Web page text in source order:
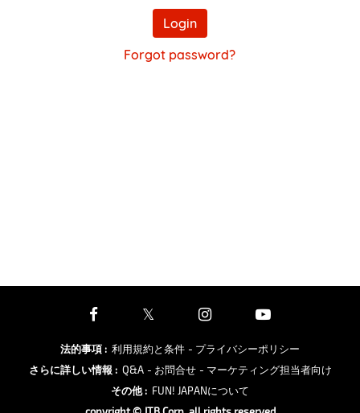
ド
レ
Login
Forgot password?
法的事項: 利用規約と条件 - プライバシーポリシー
さらに詳しい情報 : Q&A - お問合せ - マーケティング担当者向け
その他: FUN! JAPANについて